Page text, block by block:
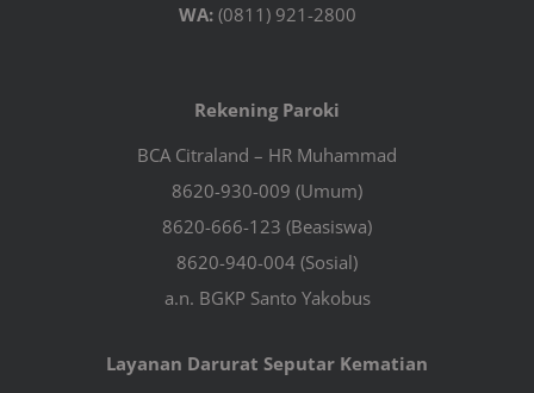
WA:(0811) 921-2800
Rekening Paroki
BCA Citraland – HR Muhammad
8620-930-009 (Umum)
8620-666-123 (Beasiswa)
8620-940-004 (Sosial)
a.n. BGKP Santo Yakobus
Layanan Darurat Seputar Kematian